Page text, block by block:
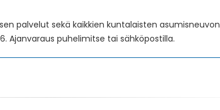
palvelut sekä kaikkien kuntalaisten
Ajanvaraus puhelimitse tai sähköpostilla.